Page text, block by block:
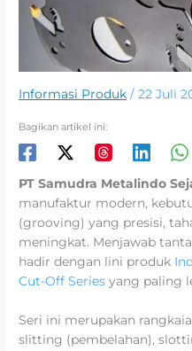
Informasi Produk /22 Juli
Bagikan artikel ini:
PT Samudra Metalindo
manufaktur modern,
(grooving) yang presisi,
meningkat. Menjawab
hadir dengan lini produk
Cut-Off Series yang paling
Seri ini merupakan
slitting (pembelahan),